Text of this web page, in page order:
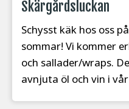
Skärgårdsluckan
Schysst käk hos oss
sommar! Vi kommer
och sallader/wraps.
avnjuta öl och vin i vår